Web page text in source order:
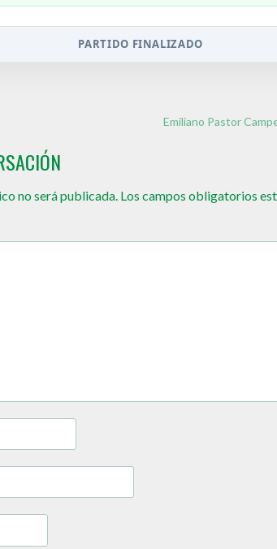
PARTIDO FINALIZADO
Emiliano Pastor
no será publicada. Los campos obligatorios